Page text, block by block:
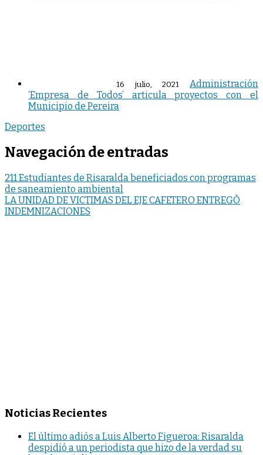
16 julio, 2021
Administración
‘Empresa de Todos’ articula proyectos con el
Municipio de Pereira
Deportes
Navegación de entradas
211 Estudiantes de Risaralda beneficiados con programas
de saneamiento ambiental
LA UNIDAD DE VICTIMAS DEL EJE CAFETERO ENTREGÒ
INDEMNIZACIONES
Noticias Recientes
El último adiós a Luis Alberto Figueroa: Risaralda
despidió a un periodista que hizo de la verdad su